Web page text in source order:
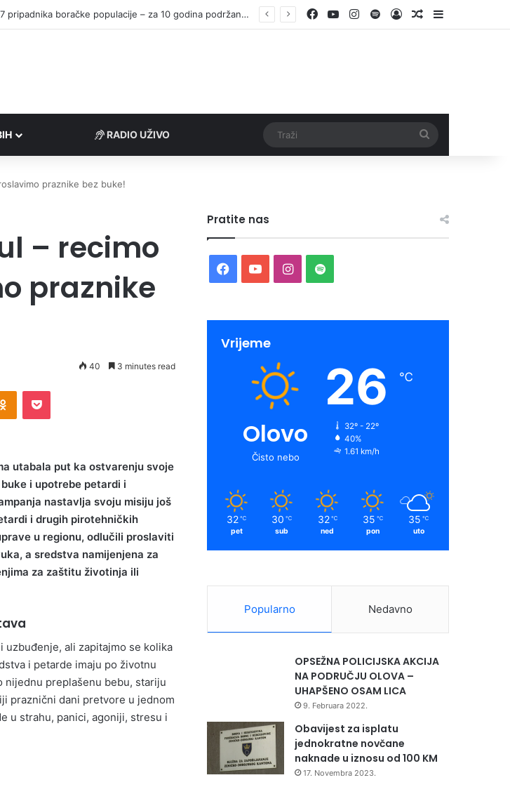
Otvorene prijave za Bingo Festival Fits: Odaberite outfit s omiljenim influencerom i zablistajte na Crvenom tepihu Sarajevo Film Festivala Facebook
YouTubeInstagram
SpotifyLog InRandom Article
Sidebar
RADIO UŽIVO
praznike bez buke!
– recimo
praznike
40 3 minutes read
Odnoklassniki
Pocket
utabala put ka ostvarenju svoje
i upotrebe petardi i
nastavlja svoju misiju još
i drugih pirotehničkih
u regionu, odlučili proslaviti
a sredstva namijenjena za
za zaštitu životinja ili
ali zapitajmo se kolika
i petarde imaju po životnu
nijednu preplašenu bebu, stariju
praznični dani pretvore u jednom
u strahu, panici, agoniji, stresu i
Pratite nas
Facebook
YouTubeInstagram
Spotify
Vrijeme
Olovo
Čisto nebo
26 ℃
32º - 22º
40%
1.61 km/h
32 ℃
pet
30 ℃
sub
32 ℃
ned
35 ℃
pon
35 ℃
uto
Popularno Nedavno
OPSEŽNA POLICIJSKA AKCIJA
NA PODRUČJU OLOVA –
UHAPŠENO OSAM LICA
9. Februara 2022.
Obavijest za isplatu
jednokratne novčane
naknade u iznosu od 100 KM
17. Novembra 2023.